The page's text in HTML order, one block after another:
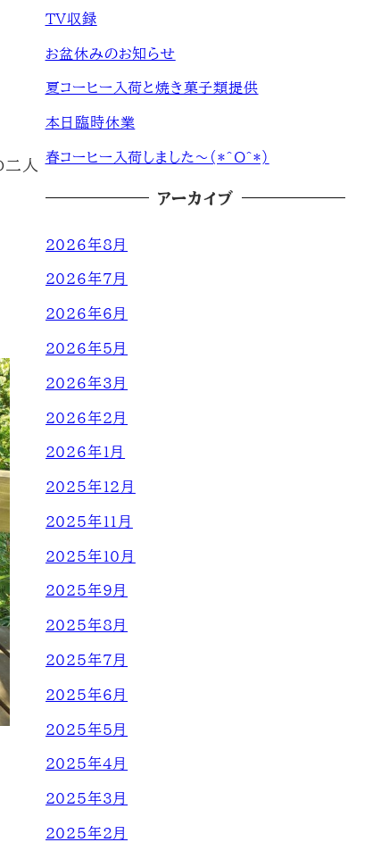
二人
ＴＶ収録
お盆休みのお知らせ
夏コーヒー入荷と焼き菓子類提供
本日臨時休業
春コーヒー入荷しました～(*^O^*)
アーカイブ
2026年8月
2026年7月
2026年6月
2026年5月
2026年3月
2026年2月
2026年1月
2025年12月
2025年11月
2025年10月
2025年9月
2025年8月
2025年7月
2025年6月
2025年5月
2025年4月
2025年3月
2025年2月